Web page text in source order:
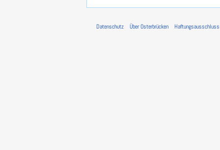
Datenschutz Über Osterbrücken Haftungsausschluss